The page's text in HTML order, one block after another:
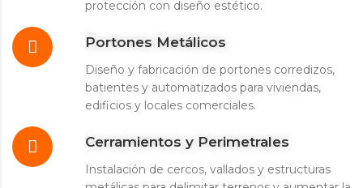
protección con diseño estético.
Portones Metálicos
Diseño y fabricación de portones corredizos,
batientes y automatizados para viviendas,
edificios y locales comerciales.
Cerramientos y Perimetrales
Instalación de cercos, vallados y estructuras